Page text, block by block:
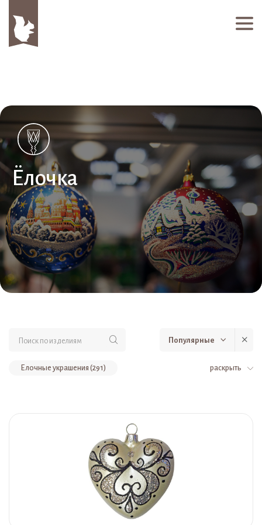
Ёлочка
Популярные
раскрыть
Елочные украшения (291)
Гирлянды из шаров и украшений (44)
Наборы расписных стеклянных шаров (Ёлочка, Россия) (29)
Шары 75 мм по 4 шт. (27) Шары 62 мм по 4 и 5 шт. (2)
Стеклянные шары с художественной росписью (Ёлочка, Россия) (1)